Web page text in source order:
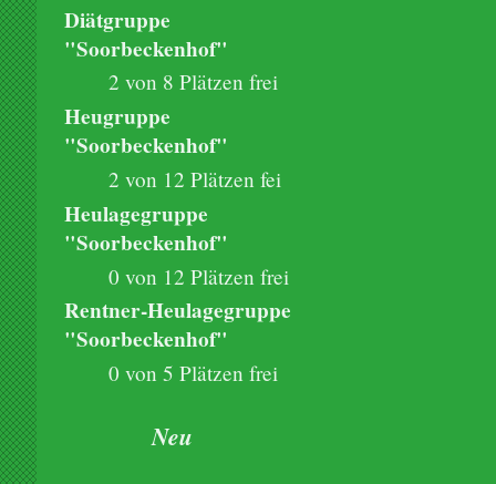
Diätgruppe
"Soorbeckenhof"
2 von 8 Plätzen frei
Heugruppe
"Soorbeckenhof"
2 von 12 Plätzen fei
Heulagegruppe
"Soorbeckenhof"
0 von 12 Plätzen frei
Rentner-Heulagegruppe
"Soorbeckenhof"
0 von 5 Plätzen frei
Neu